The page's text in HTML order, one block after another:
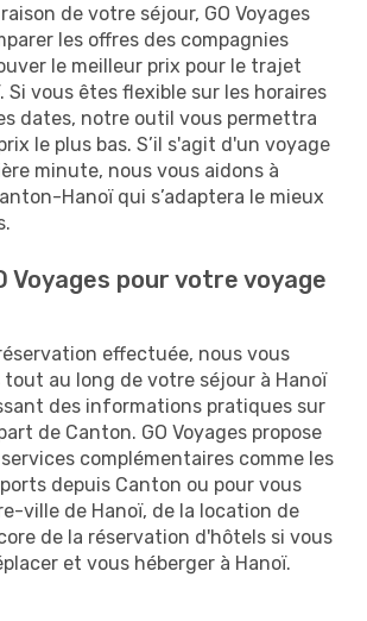
de votre séjour, GO Voyages
les offres des compagnies
le meilleur prix pour le trajet
Si vous êtes flexible sur les horaires
dates, notre outil vous permettra
le plus bas. S’il s'agit d'un voyage
minute, nous vous aidons à
Hanoï qui s’adaptera le mieux
Voyages pour votre voyage
effectuée, nous vous
tout au long de votre séjour à Hanoï
des informations pratiques sur
de Canton. GO Voyages propose
complémentaires comme les
depuis Canton ou pour vous
ville de Hanoï, de la location de
de la réservation d'hôtels si vous
et vous héberger à Hanoï.